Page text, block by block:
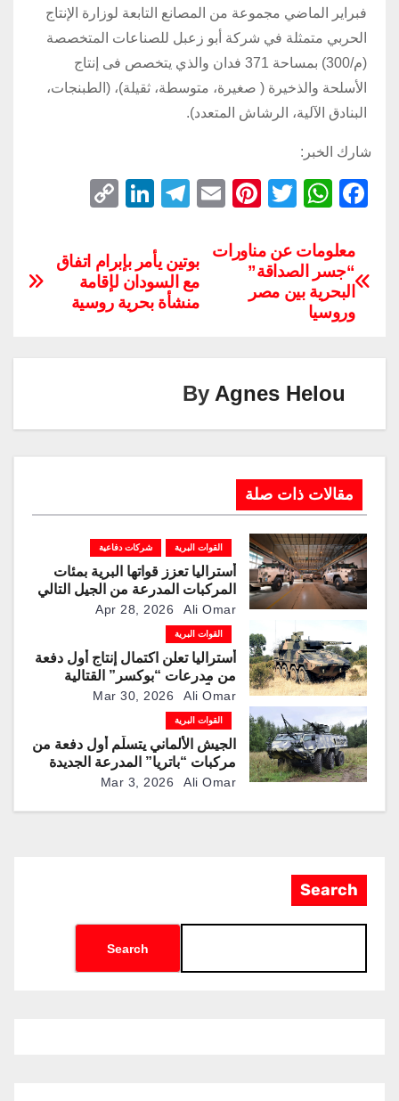
فبراير الماضي مجموعة من المصانع التابعة لوزارة الإنتاج
الحربي متمثلة في شركة أبو زعبل للصناعات المتخصصة
(م/300) بمساحة 371 فدان والذي يتخصص فى إنتاج
الأسلحة والذخيرة ( صغيرة، متوسطة، ثقيلة)، (الطبنجات،
البنادق الآلية، الرشاش المتعدد).
شارك الخبر:
F
c
e
b
k
W
at
s
A
T
tt
er
Pi
er
E
ail
T
e
gr
a
Li
k
e
dI
p
y
Li
بوتين يأمر بإبرام اتفاق
مع السودان لإقامة
منشأة بحرية روسية
معلومات عن مناورات
“جسر الصداقة”
البحرية بين مصر
وروسيا
By Agnes Helou
مقالات ذات صلة
القوات البرية شركات دفاعية
أستراليا تعزز قواتها البرية بمئات
المركبات المدرعة من الجيل التالي
“بوشماستر” من “تاليس”
Apr 28, 2026 Ali Omar
القوات البرية
أستراليا تعلن اكتمال إنتاج أول دفعة
من مدرعات “بوكسر” القتالية
محلياً
Mar 30, 2026 Ali Omar
القوات البرية
الجيش الألماني يتسلّم أول دفعة من
مركبات “باتريا” المدرعة الجديدة
سداسية الدفعMar 3, 2026 Ali Omar
Search
Search